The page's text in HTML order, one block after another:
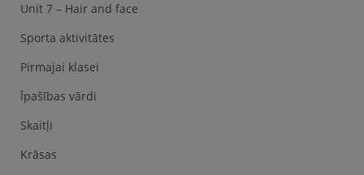
Unit 7 – Hair and face
Sporta aktivitātes
Pirmajai klasei
Īpašības vārdi
Skaitļi
Krāsas